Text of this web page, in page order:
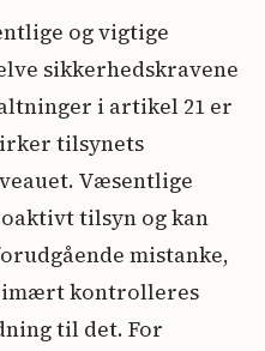
og vigtige
sikkerhedskravene
i artikel 21 er
tilsynets
Væsentlige
tilsyn og kan
mistanke,
kontrolleres
til det. For